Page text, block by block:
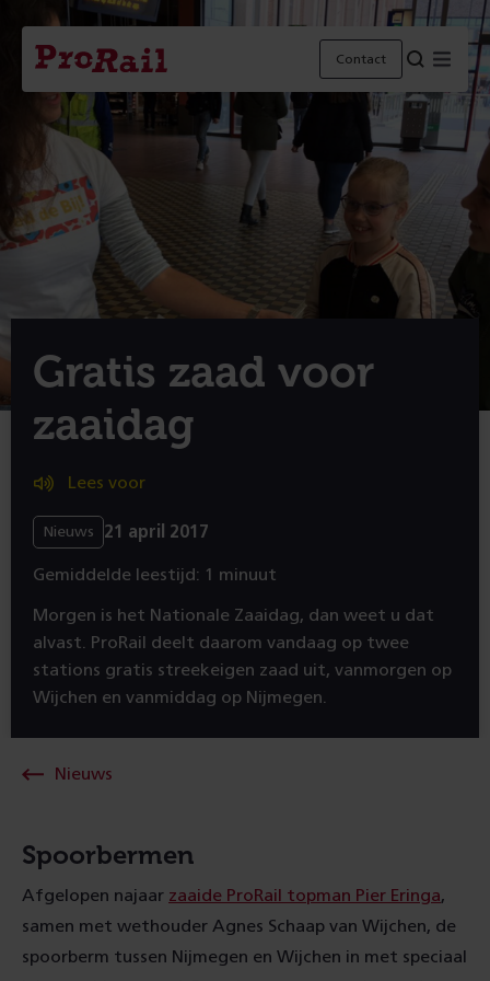
Navigatie
Homepage
ProRail
Contact Menu
Gratis zaad voor
zaaidag
Lees voor
Nieuws 21 april 2017
Gemiddelde leestijd: 1 minuut
Morgen is het Nationale Zaaidag, dan weet u dat
alvast. ProRail deelt daarom vandaag op twee
stations gratis streekeigen zaad uit, vanmorgen op
Wijchen en vanmiddag op Nijmegen.
Nieuws
Spoorbermen
Afgelopen najaar zaaide ProRail topman Pier Eringa,
samen met wethouder Agnes Schaap van Wijchen, de
spoorberm tussen Nijmegen en Wijchen in met speciaal